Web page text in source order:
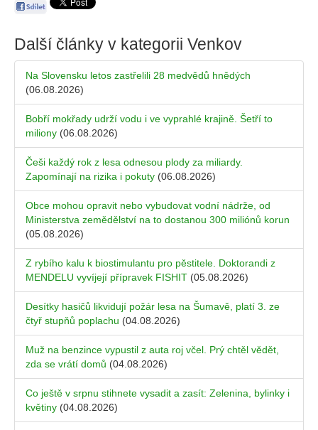
Další články v kategorii Venkov
Na Slovensku letos zastřelili 28 medvědů hnědých
(06.08.2026)
Bobří mokřady udrží vodu i ve vyprahlé krajině. Šetří to
miliony (06.08.2026)
Češi každý rok z lesa odnesou plody za miliardy.
Zapomínají na rizika i pokuty (06.08.2026)
Obce mohou opravit nebo vybudovat vodní nádrže, od
Ministerstva zemědělství na to dostanou 300 miliónů korun
(05.08.2026)
Z rybího kalu k biostimulantu pro pěstitele. Doktorandi z
MENDELU vyvíjejí přípravek FISHIT (05.08.2026)
Desítky hasičů likvidují požár lesa na Šumavě, platí 3. ze
čtyř stupňů poplachu (04.08.2026)
Muž na benzince vypustil z auta roj včel. Prý chtěl vědět,
zda se vrátí domů (04.08.2026)
Co ještě v srpnu stihnete vysadit a zasít: Zelenina, bylinky i
květiny (04.08.2026)